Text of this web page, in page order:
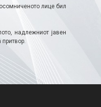
лице бил
надлежниот јавен